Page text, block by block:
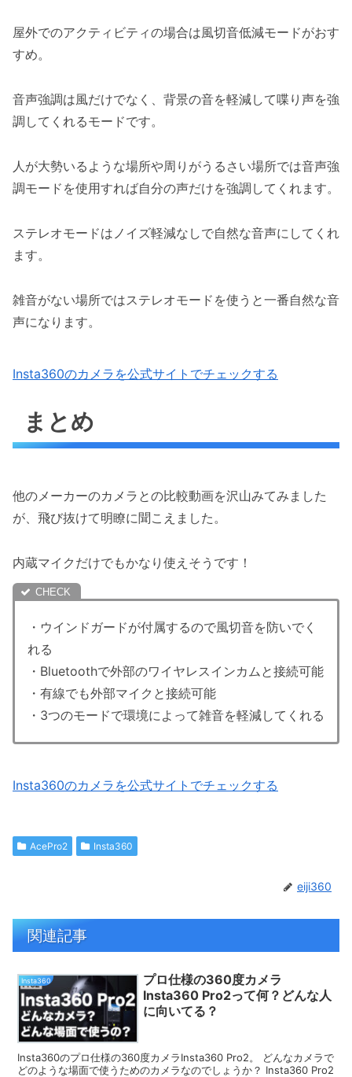
屋外でのアクティビティの場合は風切音低減モードがおす
すめ。
音声強調は風だけでなく、背景の音を軽減して喋り声を強
調してくれるモードです。
人が大勢いるような場所や周りがうるさい場所では音声強
調モードを使用すれば自分の声だけを強調してくれます。
ステレオモードはノイズ軽減なしで自然な音声にしてくれ
ます。
雑音がない場所ではステレオモードを使うと一番自然な音
声になります。
Insta360のカメラを公式サイトでチェックする
まとめ
他のメーカーのカメラとの比較動画を沢山みてみました
が、飛び抜けて明瞭に聞こえました。
内蔵マイクだけでもかなり使えそうです！
・ウインドガードが付属するので風切音を防いでく
れる
・Bluetoothで外部のワイヤレスインカムと接続可能
・有線でも外部マイクと接続可能
・3つのモードで環境によって雑音を軽減してくれる
Insta360のカメラを公式サイトでチェックする
AcePro2 Insta360
eiji360
関連記事
Insta360
プロ仕様の360度カメラ
Insta360 Pro2って何？どんな人
に向いてる？
Insta360のプロ仕様の360度カメラInsta360 Pro2。 どんなカメラで
どのような場面で使うためのカメラなのでしょうか？ Insta360 Pro2